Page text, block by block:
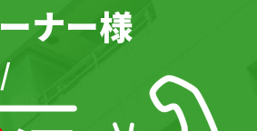
ナー様